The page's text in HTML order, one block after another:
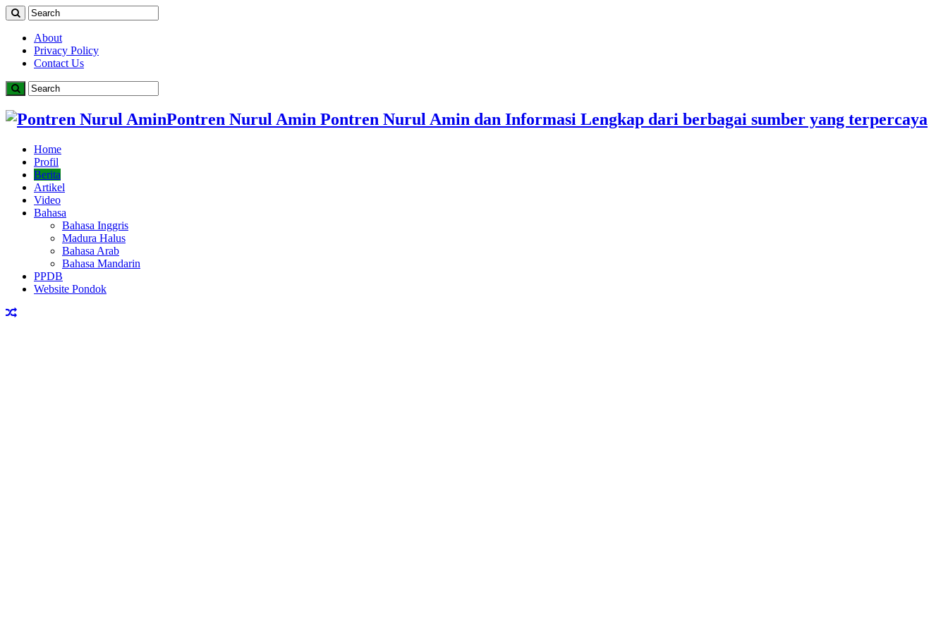
About
Privacy Policy
Contact Us
Pontren Nurul Amin Pontren Nurul Amin dan Informasi Lengkap dari berbagai sumber yang terpercaya
Home
Profil
Berita
Artikel
Video
Bahasa
Bahasa Inggris
Madura Halus
Bahasa Arab
Bahasa Mandarin
PPDB
Website Pondok